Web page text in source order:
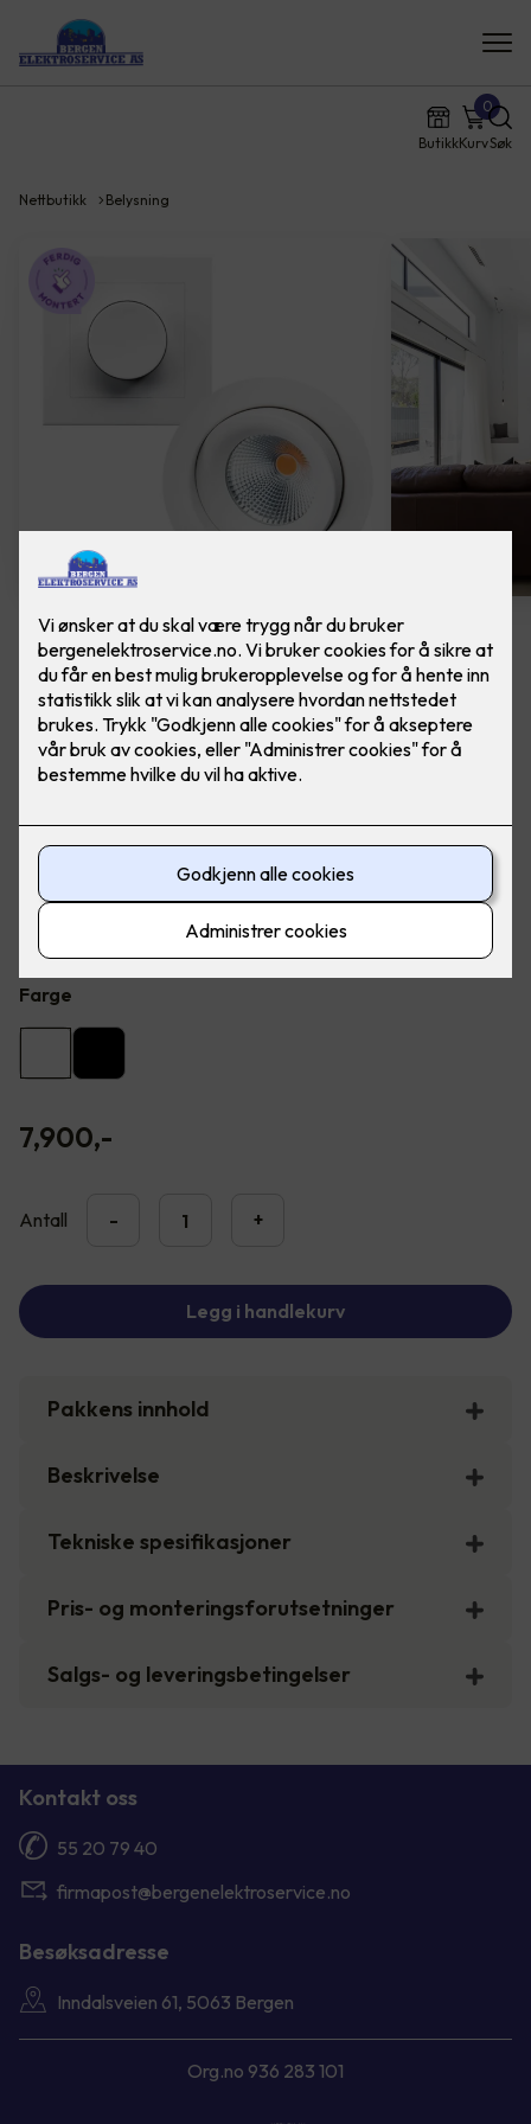
ButikkKurv
0
Søk
Nettbutikk Belysning
8 stk hvite LED downlights
rehab inkl. LED dimmer
Ferdig montert - Junistar ECO 2700 m/ LED
Flott LED downlight med 42 graders spredning og 30
graders vipp i to retninger til innendørs bruke, inkl. LED
dimmer. Inkludert montering.
Farge
7,900,-
Antall - +
Legg i handlekurv
Pakkens innhold
Beskrivelse
Tekniske spesifikasjoner
Pris- og monteringsforutsetninger
Salgs- og leveringsbetingelser
Kontakt oss
55 20 79 40
firmapost@bergenelektroservice.no
Besøksadresse
Inndalsveien 61, 5063 Bergen
Org.no 936 283 101